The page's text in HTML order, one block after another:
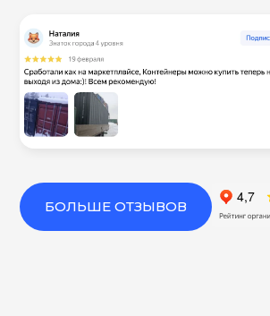
БОЛЬШЕ ОТЗЫВОВ